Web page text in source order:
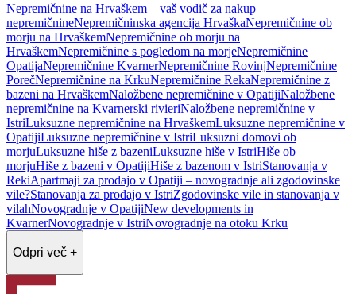
Nepremičnine na Hrvaškem – vaš vodič za nakup
nepremičnineNepremičninska agencija HrvaškaNepremičnine ob
morju na HrvaškemNepremičnine ob morju na
HrvaškemNepremičnine s pogledom na morjeNepremičnine
OpatijaNepremičnine KvarnerNepremičnine RovinjNepremičnine
PorečNepremičnine na KrkuNepremičnine RekaNepremičnine z
bazeni na HrvaškemNaložbene nepremičnine v OpatijiNaložbene
nepremičnine na Kvarnerski rivieriNaložbene nepremičnine v
IstriLuksuzne nepremičnine na HrvaškemLuksuzne nepremičnine v
OpatijiLuksuzne nepremičnine v IstriLuksuzni domovi ob
morjuLuksuzne hiše z bazeniLuksuzne hiše v IstriHiše ob
morjuHiše z bazeni v OpatijiHiše z bazenom v IstriStanovanja v
RekiApartmaji za prodajo v Opatiji – novogradnje ali zgodovinske
vile?Stanovanja za prodajo v IstriZgodovinske vile in stanovanja v
vilahNovogradnje v OpatijiNew developments in
KvarnerNovogradnje v IstriNovogradnje na otoku Krku
Odpri več +